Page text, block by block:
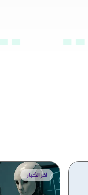
آخر الأخبار